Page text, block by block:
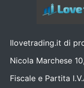
Ilovetrading.it di
Nicola Marchese
Fiscale e Partita